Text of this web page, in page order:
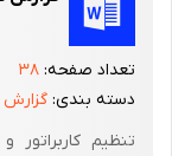
کنده شود ).
5- صفحه کلاچ و
اطراف آن از موتور
تعداد صفحه: ۳۸
دسته بندی: گزارش